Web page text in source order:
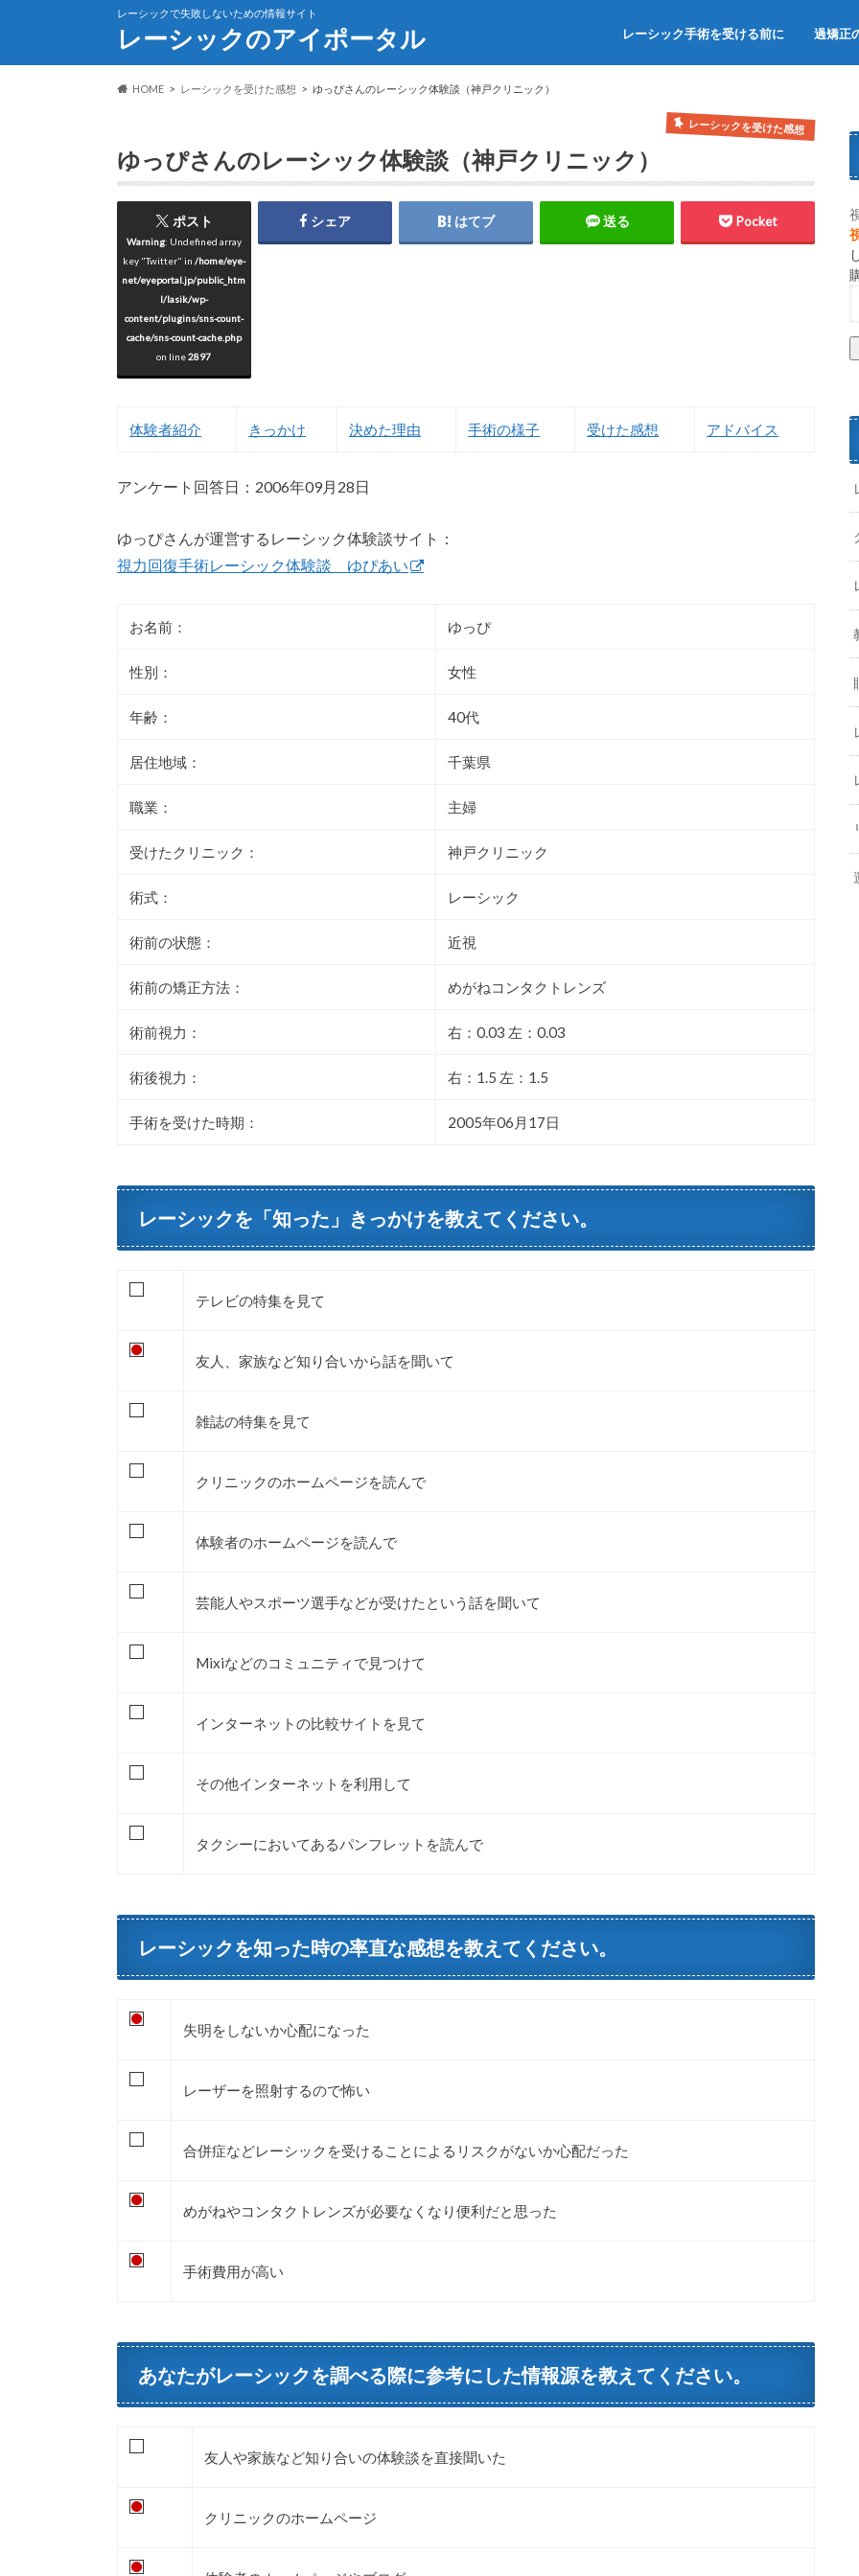
レーシックで失敗しないための情報サイト
レーシックのアイポータル レーシック手術を受ける前に 過矯正
HOME レーシックを受けた感想 ゆっぴさんのレーシック体験談（神戸クリニック）
レーシックを受けた感想
ゆっぴさんのレーシック体験談（神戸クリニック）
ポスト
Warning: Undefined array
key "Twitter" in /home/eye-
net/eyeportal.jp/public_htm
l/lasik/wp-
content/plugins/sns-count-
cache/sns-count-cache.php
on line2897
シェア はてブ 送る Pocket
体験者紹介 きっかけ 決めた理由 手術の様子 受けた感想 アドバイス
アンケート回答日：2006年09月28日
ゆっぴさんが運営するレーシック体験談サイト：
視力回復手術レーシック体験談 ゆぴあい
お名前： ゆっぴ
性別： 女性
年齢： 40代
居住地域： 千葉県
職業： 主婦
受けたクリニック： 神戸クリニック
術式： レーシック
術前の状態： 近視
術前の矯正方法： めがねコンタクトレンズ
術前視力： 右：0.03 左：0.03
術後視力： 右：1.5 左：1.5
手術を受けた時期： 2005年06月17日
レーシックを「知った」きっかけを教えてください。
テレビの特集を見て
友人、家族など知り合いから話を聞いて
雑誌の特集を見て
クリニックのホームページを読んで
体験者のホームページを読んで
芸能人やスポーツ選手などが受けたという話を聞いて
Mixiなどのコミュニティで見つけて
インターネットの比較サイトを見て
その他インターネットを利用して
タクシーにおいてあるパンフレットを読んで
レーシックを知った時の率直な感想を教えてください。
失明をしないか心配になった
レーザーを照射するので怖い
合併症などレーシックを受けることによるリスクがないか心配だった
めがねやコンタクトレンズが必要なくなり便利だと思った
手術費用が高い
あなたがレーシックを調べる際に参考にした情報源を教えてください。
友人や家族など知り合いの体験談を直接聞いた
クリニックのホームページ